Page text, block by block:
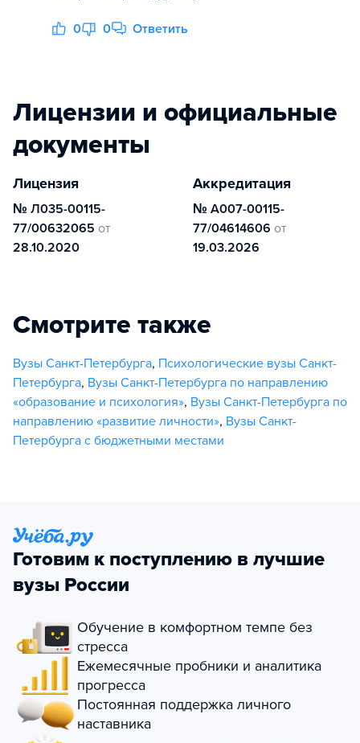
0 0 Ответить
Лицензии и официальные
документы
Лицензия
№ Л035-00115-
77/00632065 от
28.10.2020
Аккредитация
№ А007-00115-
77/04614606 от
19.03.2026
Смотрите также
Вузы Санкт-Петербурга, Психологические вузы Санкт-
Петербурга, Вузы Санкт-Петербурга по направлению
«образование и психология», Вузы Санкт-Петербурга по
направлению «развитие личности», Вузы Санкт-
Петербурга с бюджетными местами
Готовим к поступлению в лучшие
вузы России
Обучение в комфортном темпе без
стресса
Ежемесячные пробники и аналитика
прогресса
Постоянная поддержка личного
наставника